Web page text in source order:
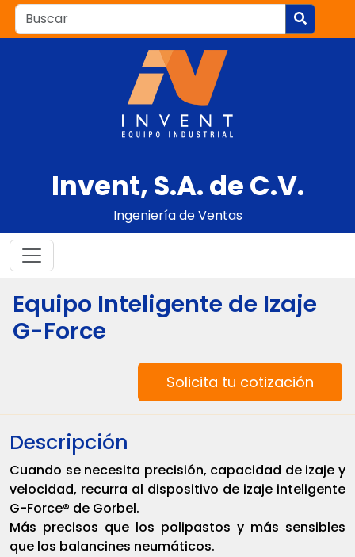
Invent, S.A. de C.V.
Ingeniería de Ventas
Equipo Inteligente de Izaje
G-Force
Solicita tu cotización
Descripción
Cuando se necesita precisión, capacidad de izaje y
velocidad, recurra al dispositivo de izaje inteligente
G-Force® de Gorbel.
Más precisos que los polipastos y más sensibles
que los balancines neumáticos.